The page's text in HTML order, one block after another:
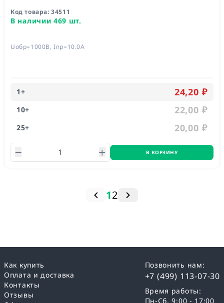
Код товара:34511
В наличии 469 шт.
Uобр=1000В, Iпр=10.0А
1+ 24,20 ₽
10+ 22,00 ₽
25+ 20,00 ₽
В КОРЗИНУ
12
Как купить
Оплата и доставка
Контакты
Отзывы
Позвонить нам:
+7 (499) 113-07-30
Время работы:
Пн-Сб, 9:00 - 17:00